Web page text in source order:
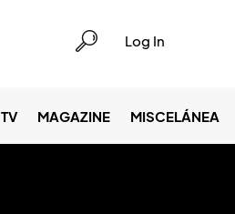
Log In
TV MAGAZINE MISCELÁNEA